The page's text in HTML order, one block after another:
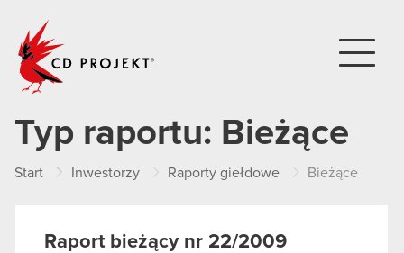
Typ raportu: Bieżące
Start Inwestorzy Raporty giełdowe Bieżące
Raport bieżący nr 22/2009